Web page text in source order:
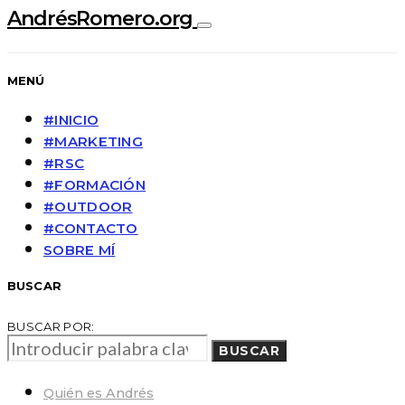
AndrésRomero.org
MENÚ
#INICIO
#MARKETING
#RSC
#FORMACIÓN
#OUTDOOR
#CONTACTO
SOBRE MÍ
BUSCAR
BUSCAR POR:
BUSCAR
Quién es Andrés